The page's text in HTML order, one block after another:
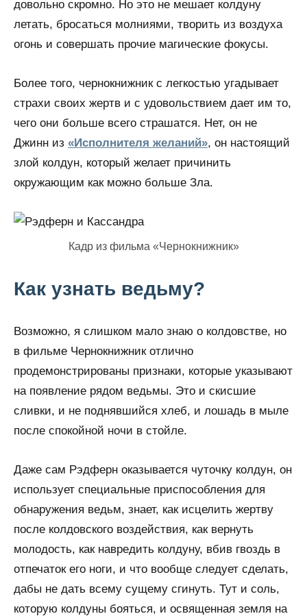
довольно скромно. Но это не мешает колдуну
летать, бросаться молниями, творить из воздуха
огонь и совершать прочие магические фокусы.
Более того, чернокнижник с легкостью угадывает
страхи своих жертв и с удовольствием дает им то,
чего они больше всего страшатся. Нет, он не
Джинн из «Исполнителя желаний», он настоящий
злой колдун, который желает причинить
окружающим как можно больше Зла.
Кадр из фильма «Чернокнижник»
Как узнать ведьму?
Возможно, я слишком мало знаю о колдовстве, но
в фильме Чернокнижник отлично
продемонстрированы признаки, которые указывают
на появление рядом ведьмы. Это и скисшие
сливки, и не поднявшийся хлеб, и лошадь в мыле
после спокойной ночи в стойле.
Даже сам Рэдферн оказывается чуточку колдун, он
использует специальные приспособления для
обнаружения ведьм, знает, как исцелить жертву
после колдовского воздействия, как вернуть
молодость, как навредить колдуну, вбив гвоздь в
отпечаток его ноги, и что вообще следует сделать,
дабы не дать всему сущему сгинуть. Тут и соль,
которую колдуны бояться, и освященная земля на